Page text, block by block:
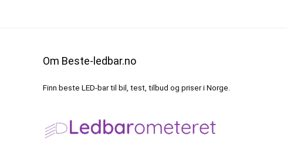
Om Beste-ledbar.no
Finn beste LED-bar til bil, test, tilbud og priser i Norge.